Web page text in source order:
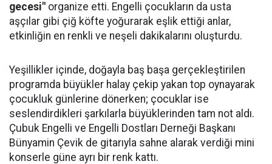
gecesi" organize etti. Engelli çocukların da usta
aşçılar gibi çiğ köfte yoğurarak eşlik ettiği anlar,
etkinliğin en renkli ve neşeli dakikalarını oluşturdu.
Yeşillikler içinde, doğayla baş başa gerçekleştirilen
programda büyükler halay çekip yakan top oynayarak
çocukluk günlerine dönerken; çocuklar ise
seslendirdikleri şarkılarla büyüklerinden tam not aldı.
Çubuk Engelli ve Engelli Dostları Derneği Başkanı
Bünyamin Çevik de gitarıyla sahne alarak verdiği mini
konserle güne ayrı bir renk kattı.